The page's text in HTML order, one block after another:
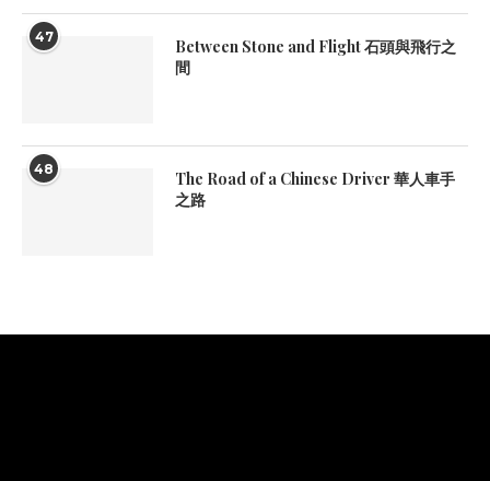
47
Between Stone and Flight 石頭與飛行之
間
48
The Road of a Chinese Driver 華人車手
之路